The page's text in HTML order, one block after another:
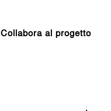
Collabora al progetto